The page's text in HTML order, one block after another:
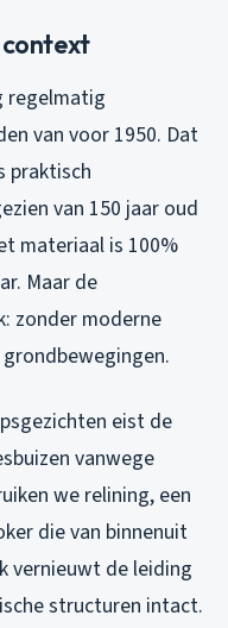
context
regelmatig
van voor 1950. Dat
praktisch
van 150 jaar oud
materiaal is 100%
Maar de
zonder moderne
eist de
vanwege
we relining, een
die van binnenuit
vernieuwt de leiding
structuren intact.